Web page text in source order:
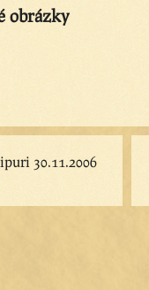
obrázky
30.11.2006